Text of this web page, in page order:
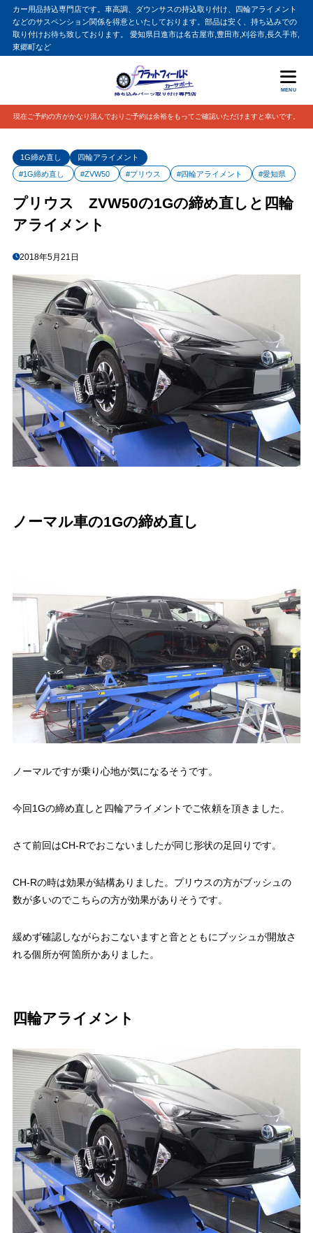
カー用品持込専門店です。車高調、ダウンサスの持込取り付け、四輪アライメント
などのサスペンション関係を得意といたしております。部品は安く、持ち込みでの
取り付けお待ち致しております。 愛知県日進市は名古屋市,豊田市,刈谷市,長久手市,
東郷町など
MENU
現在ご予約の方がかなり混んでおりご予約は余裕をもってご確認いただけますと幸いです。
1G締め直し
四輪アライメント
#1G締め直し
#ZVW50 #プリウス #四輪アライメント #愛知県
プリウス ZVW50の1Gの締め直しと四輪
アライメント
2018年5月21日
ノーマル車の1Gの締め直し
ノーマルですが乗り心地が気になるそうです。
今回1Gの締め直しと四輪アライメントでご依頼を頂きました。
さて前回はCH-Rでおこないましたが同じ形状の足回りです。
CH-Rの時は効果が結構ありました。プリウスの方がブッシュの
数が多いのでこちらの方が効果がありそうです。
緩めず確認しながらおこないますと音とともにブッシュが開放さ
れる個所が何箇所かありました。
四輪アライメント